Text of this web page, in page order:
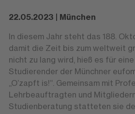
22.05.2023 | München
In diesem Jahr steht das 188.
damit die Zeit bis zum weltweit
nicht zu lang wird, hieß es für
Studierender der Münchner
„O’zapft is!“. Gemeinsam mit
Lehrbeauftragten und
Studienberatung statteten sie